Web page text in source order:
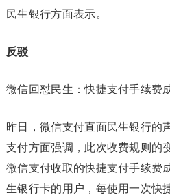
民生银行方面表示。
反驳
微信回怼民生：快捷支付手续费
昨日，微信支付直面民生银行的
支付方面强调，此次收费规则的
微信支付收取的快捷支付手续费
生银行卡的用户，每使用一次快